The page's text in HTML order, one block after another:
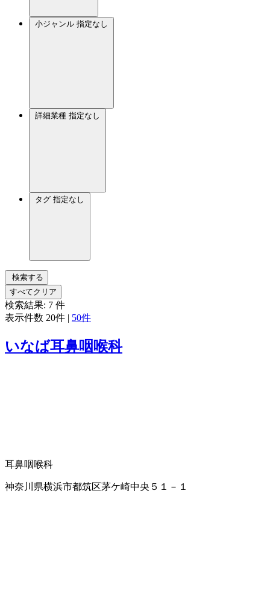
小ジャンル 指定なし
詳細業種 指定なし
タグ 指定なし
検索する
すべてクリア
検索結果: 7 件
表示件数 20件 | 50件
いなば耳鼻咽喉科
耳鼻咽喉科
神奈川県横浜市都筑区茅ケ崎中央５１－１